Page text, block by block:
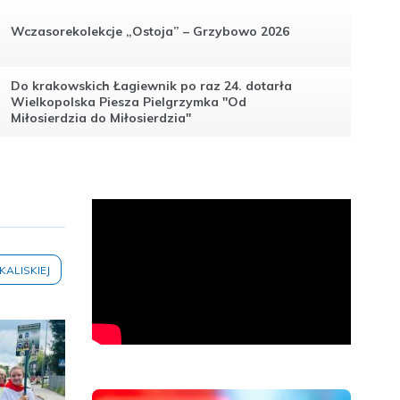
Wczasorekolekcje „Ostoja” – Grzybowo 2026
Do krakowskich Łagiewnik po raz 24. dotarła
Wielkopolska Piesza Pielgrzymka "Od
Miłosierdzia do Miłosierdzia"